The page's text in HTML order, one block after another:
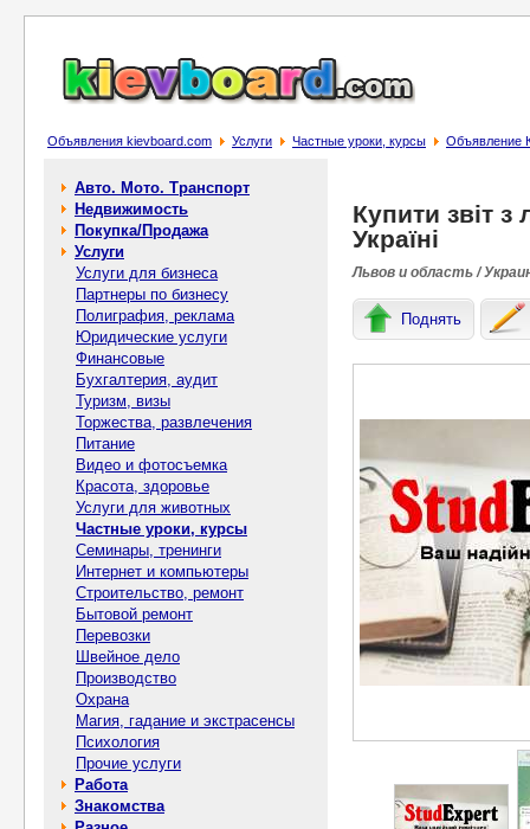
Объявления kievboard.com Услуги Частные уроки, курсы Объявление
Авто. Мото. Транспорт
Недвижимость
Покупка/Продажа
Услуги
Услуги для бизнеса
Партнеры по бизнесу
Полиграфия, реклама
Юридические услуги
Финансовые
Бухгалтерия, аудит
Туризм, визы
Торжества, развлечения
Питание
Видео и фотосъемка
Красота, здоровье
Услуги для животных
Частные уроки, курсы
Семинары, тренинги
Интернет и компьютеры
Строительство, ремонт
Бытовой ремонт
Перевозки
Швейное дело
Производство
Охрана
Магия, гадание и экстрасенсы
Психология
Прочие услуги
Работа
Знакомства
Купити звіт з
Україні
Львов и область /
Поднять